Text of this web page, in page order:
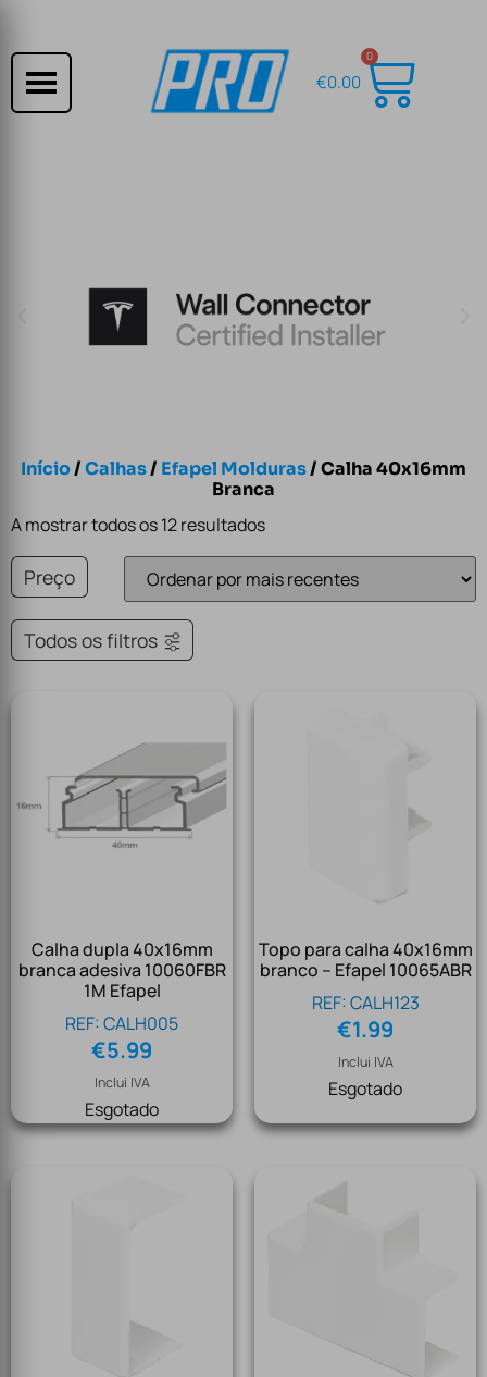
€0.00
0
Início/Calhas/ Efapel Molduras/ Calha 40x16mm
Branca
A mostrar todos os 12 resultados
Preço
Todos os filtros
Calha dupla 40x16mm
branca adesiva 10060FBR
1M Efapel
REF: CALH005
€5.99
Inclui IVA
Esgotado
Topo para calha 40x16mm
branco – Efapel 10065ABR
REF: CALH123
€1.99
Inclui IVA
Esgotado